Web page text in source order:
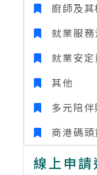
廚師及
就業服
就業安定
其他
多元陪
商港碼
線上申